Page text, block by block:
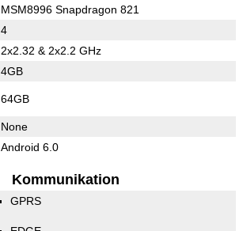
MSM8996 Snapdragon 821
4
2x2.32 & 2x2.2 GHz
4GB
64GB
None
Android 6.0
Kommunikation
GPRS